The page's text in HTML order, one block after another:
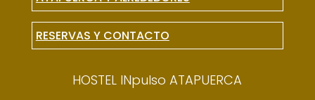
RESERVAS Y CONTACTO
HOSTEL INpulso ATAPUERCA